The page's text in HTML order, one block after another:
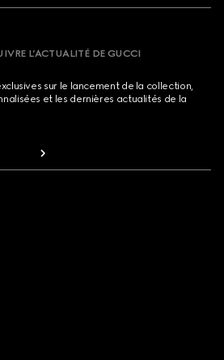
L’ACTUALITÉ DE GUCCI
sur le lancement de la collection,
et les dernières actualités de la